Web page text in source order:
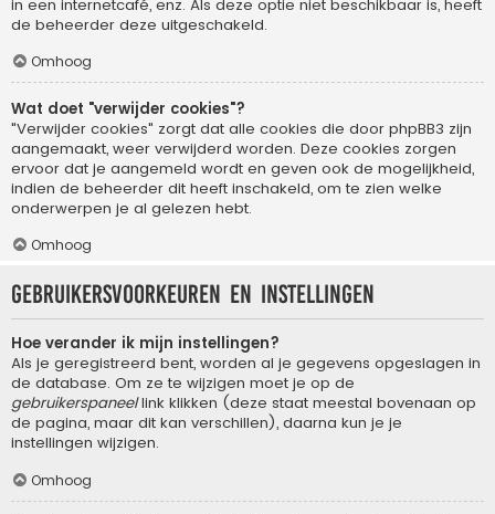
in een internetcafé, enz. Als deze optie niet beschikbaar is, heeft
de beheerder deze uitgeschakeld.
Omhoog
Wat doet "verwijder cookies"?
"Verwijder cookies" zorgt dat alle cookies die door phpBB3 zijn
aangemaakt, weer verwijderd worden. Deze cookies zorgen
ervoor dat je aangemeld wordt en geven ook de mogelijkheid,
indien de beheerder dit heeft inschakeld, om te zien welke
onderwerpen je al gelezen hebt.
Omhoog
Gebruikersvoorkeuren en instellingen
Hoe verander ik mijn instellingen?
Als je geregistreerd bent, worden al je gegevens opgeslagen in
de database. Om ze te wijzigen moet je op de
gebruikerspaneellink klikken (deze staat meestal bovenaan op
de pagina, maar dit kan verschillen), daarna kun je je
instellingen wijzigen.
Omhoog